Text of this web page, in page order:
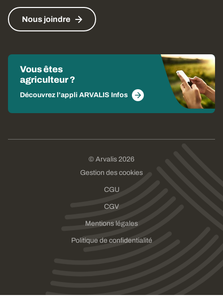
Nous joindre
Vous êtes
agriculteur ?
Découvrez l'appli ARVALIS Infos
© Arvalis 2026
Gestion des cookies
CGU
CGV
Mentions légales
Politique de confidentialité